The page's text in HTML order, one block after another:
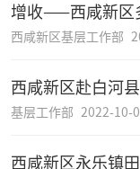
增收——西咸新区
西咸新区基层工作部
西咸新区赴白河
基层工作部 2022-10-
西咸新区永乐镇